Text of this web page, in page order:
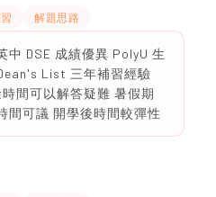
解題思路
中 DSE 成績優異 PolyU 生
List 三年補習經驗
間可以解答疑難 暑假期
間可議 開學後時間較彈性